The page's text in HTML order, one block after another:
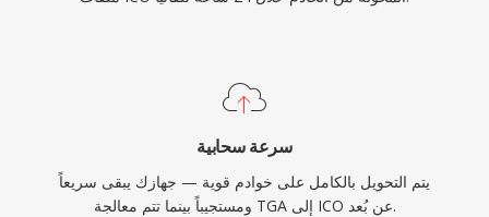
سرعة سحابية
يتم التحويل بالكامل على خوادم قوية — جهازك يبقى سريعاً
ومستجيباً بينما تتم معالجة TGA إلى ICO عن بُعد.